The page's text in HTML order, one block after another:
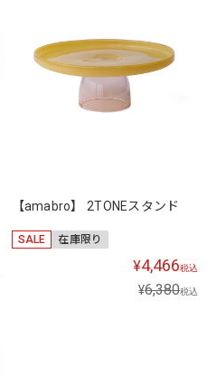
【amabro】 2TONEスタンド
SALE 在庫限り
¥4,466税込
¥6,380税込